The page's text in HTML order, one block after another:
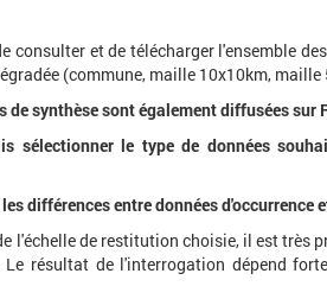
consulter et de télécharger l'ensemble
(commune, maille 10x10km, maille
de synthèse sont également diffusées sur
sélectionner le type de données
différences entre données d'occurrence
l'échelle de restitution choisie, il est très
Le résultat de l'interrogation dépend